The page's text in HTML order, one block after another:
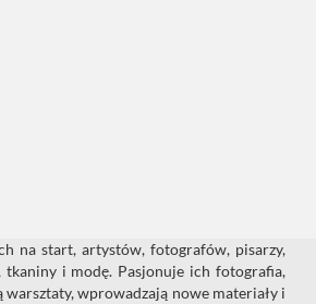
na start, artystów, fotografów, pisarzy,
i modę. Pasjonuje ich fotografia,
wprowadzają nowe materiały i